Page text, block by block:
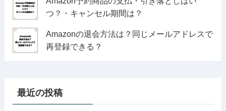
つ？・キャンセル期間は？
Amazonの退会方法は？同じメールアドレスで
再登録できる？
最近の投稿